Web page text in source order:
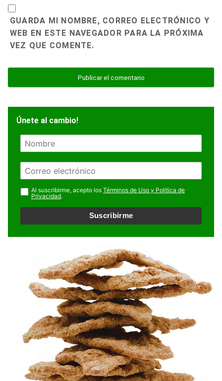
GUARDA MI NOMBRE, CORREO ELECTRÓNICO Y
WEB EN ESTE NAVEGADOR PARA LA PRÓXIMA
VEZ QUE COMENTE.
Únete al cambio!
N
m
r
e
E
m
a
i
l
Al suscribirme, acepto los Términos de Uso y Política de
Privacidad.
Suscribirme